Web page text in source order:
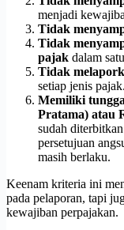
menjadi
Tidak
Tidak
pajak dalam
Tidak
setiap jenis pajak.
Memiliki
Pratama) atau
sudah
persetujuan
masih berlaku.
Keenam kriteria ini
pada pelaporan, tapi
kewajiban perpajakan.